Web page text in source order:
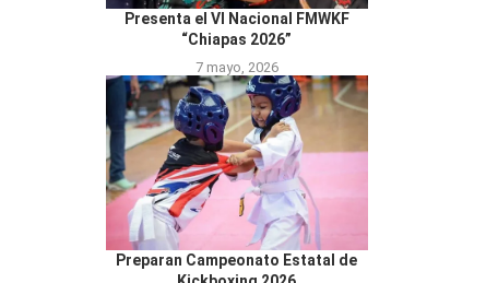
Presenta el VI Nacional FMWKF
“Chiapas 2026”
7 mayo, 2026
Preparan Campeonato Estatal de